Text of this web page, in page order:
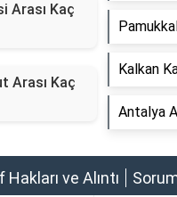
Arası Kaç
Arası Kaç
Kalkan
Antalya
Hakları ve Alıntı